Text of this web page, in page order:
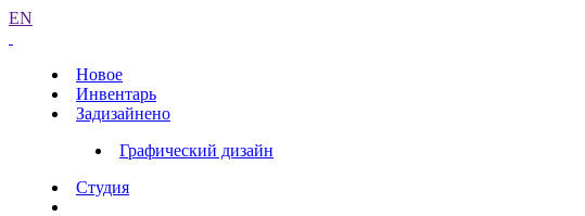
EN
Новое
Инвентарь
Задизайнено
Графический дизайн
Студия